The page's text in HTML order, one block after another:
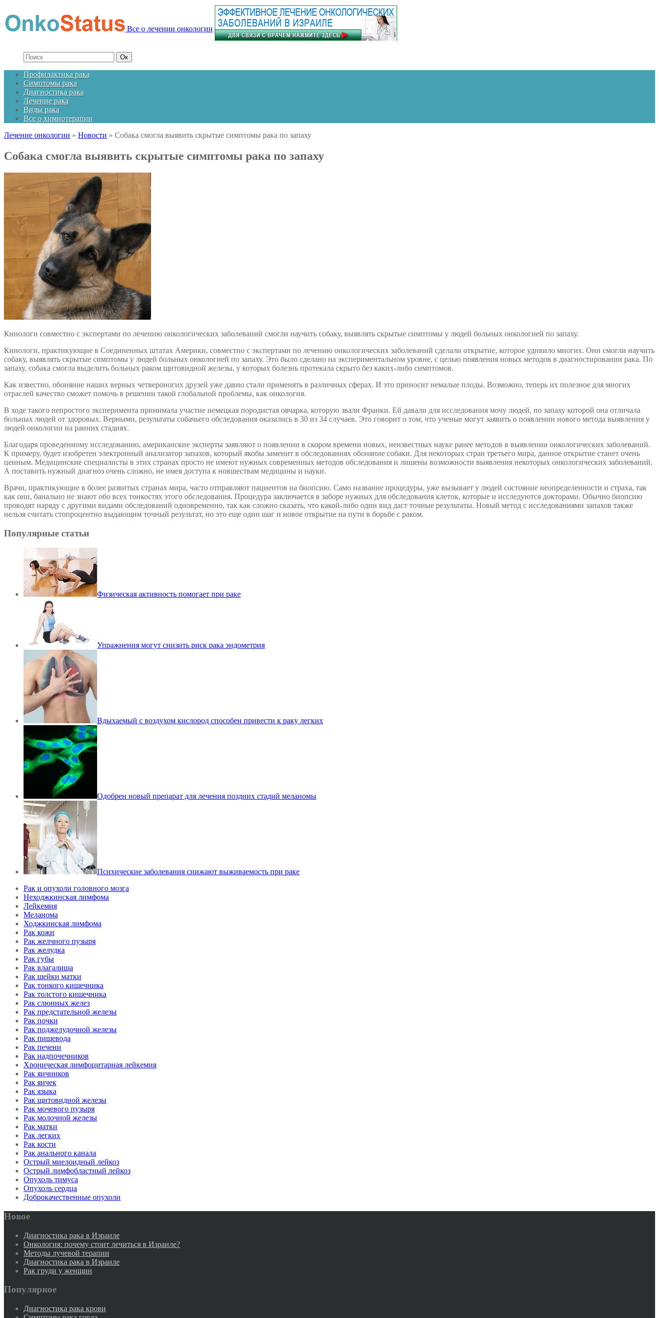
Все о лечении онкологии
Профилактика рака
Симптомы рака
Диагностика рака
Лечение рака
Виды рака
Все о химиотерапии
Лечение онкологии » Новости » Собака смогла выявить скрытые симптомы рака по запаху
Собака смогла выявить скрытые симптомы рака по запаху
Кинологи совместно с экспертами по лечению онкологических заболеваний смогли научить собаку, выявлять скрытые симптомы у людей больных онкологией по запаху.
Кинологи, практикующие в Соединенных штатах Америки, совместно с экспертами по лечению онкологических заболеваний сделали открытие, которое удивило многих. Они смогли научить
собаку, выявлять скрытые симптомы у людей больных онкологией по запаху. Это было сделано на экспериментальном уровне, с целью появления новых методов в диагностировании рака. По
запаху, собака смогла выделить больных раком щитовидной железы, у которых болезнь протекала скрыто без каких-либо симптомов.
Как известно, обоняние наших верных четвероногих друзей уже давно стали применять в различных сферах. И это приносит немалые плоды. Возможно, теперь их полезное для многих
отраслей качество сможет помочь в решении такой глобальной проблемы, как онкология.
В ходе такого непростого эксперимента принимала участие немецкая породистая овчарка, которую звали Франки. Ей давали для исследования мочу людей, по запаху которой она отличала
больных людей от здоровых. Верными, результаты собачьего обследования оказались в 30 из 34 случаев. Это говорит о том, что ученые могут заявить о появлении нового метода выявления у
людей онкологии на ранних стадиях.
Благодаря проведенному исследованию, американские эксперты заявляют о появлении в скором времени новых, неизвестных науке ранее методов в выявлении онкологических заболеваний.
К примеру, будет изобретен электронный анализатор запахов, который якобы заменит в обследованиях обоняние собаки. Для некоторых стран третьего мира, данное открытие станет очень
ценным. Медицинские специалисты в этих странах просто не имеют нужных современных методов обследования и лишены возможности выявления некоторых онкологических заболеваний.
А поставить нужный диагноз очень сложно, не имея доступа к новшествам медицины и науки.
Врачи, практикующие в более развитых странах мира, часто отправляют пациентов на биопсию. Само название процедуры, уже вызывает у людей состояние неопределенности и страха, так
как они, банально не знают обо всех тонкостях этого обследования. Процедура заключается в заборе нужных для обследования клеток, которые и исследуются докторами. Обычно биопсию
проводят наряду с другими видами обследований одновременно, так как сложно сказать, что какой-либо один вид даст точные результаты. Новый метод с исследованиями запахов также
нельзя считать стопроцентно выдающим точный результат, но это еще один шаг и новое открытие на пути в борьбе с раком.
Популярные статьи
Физическая активность помогает при раке
Упражнения могут снизить риск рака эндометрия
Вдыхаемый с воздухом кислород способен привести к раку легких
Одобрен новый препарат для лечения поздних стадий меланомы
Психические заболевания снижают выживаемость при раке
Рак и опухоли головного мозга
Неходжкинская лимфома
Лейкемия
Меланома
Ходжкинская лимфома
Рак кожи
Рак желчного пузыря
Рак желудка
Рак губы
Рак влагалища
Рак шейки матки
Рак тонкого кишечника
Рак толстого кишечника
Рак слюнных желез
Рак предстательной железы
Рак почки
Рак поджелудочной железы
Рак пищевода
Рак печени
Рак надпочечников
Хроническая лимфоцитарная лейкемия
Рак яичников
Рак яичек
Рак языка
Рак щитовидной железы
Рак мочевого пузыря
Рак молочной железы
Рак матки
Рак легких
Рак кости
Рак анального канала
Острый миелоидный лейкоз
Острый лимфобластный лейкоз
Опухоль тимуса
Опухоль сердца
Доброкачественные опухоли
Новое
Диагностика рака в Израиле
Онкология: почему стоит лечиться в Израиле?
Методы лучевой терапии
Диагностика рака в Израиле
Рак груди у женщин
Популярное
Диагностика рака крови